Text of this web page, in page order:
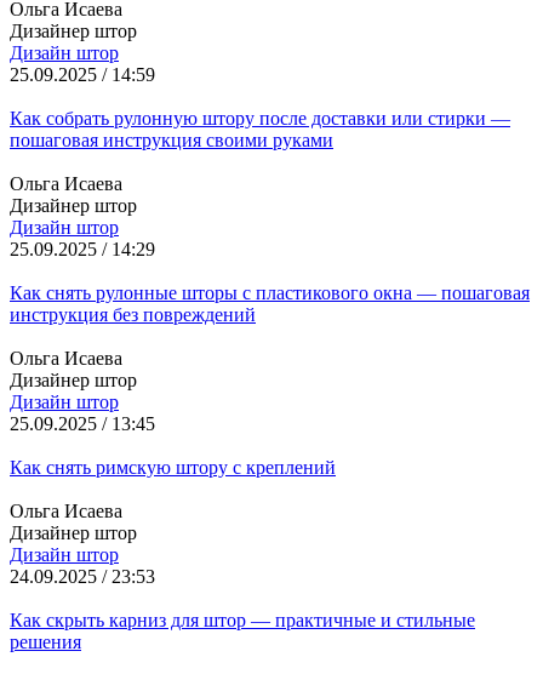
Ольга Исаева
Дизайнер штор
Дизайн штор
25.09.2025 / 14:59
Как собрать рулонную штору после доставки или стирки —
пошаговая инструкция своими руками
Ольга Исаева
Дизайнер штор
Дизайн штор
25.09.2025 / 14:29
Как снять рулонные шторы с пластикового окна — пошаговая
инструкция без повреждений
Ольга Исаева
Дизайнер штор
Дизайн штор
25.09.2025 / 13:45
Как снять римскую штору с креплений
Ольга Исаева
Дизайнер штор
Дизайн штор
24.09.2025 / 23:53
Как скрыть карниз для штор — практичные и стильные
решения